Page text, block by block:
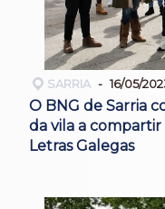
SARRIA 16/05/
O BNG de Sarria
da vila a
Letras Galegas